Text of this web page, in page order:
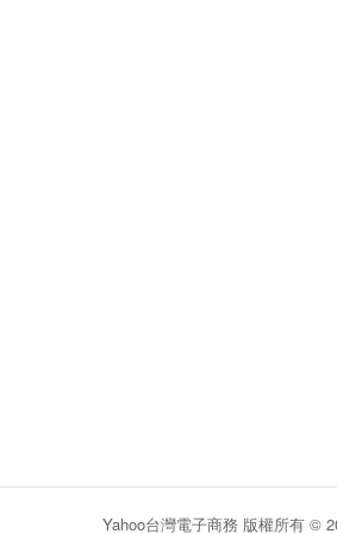
Yahoo台灣電子商務 版權所有 ©